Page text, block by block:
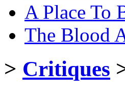
A Place To
The Blood
> Critiques